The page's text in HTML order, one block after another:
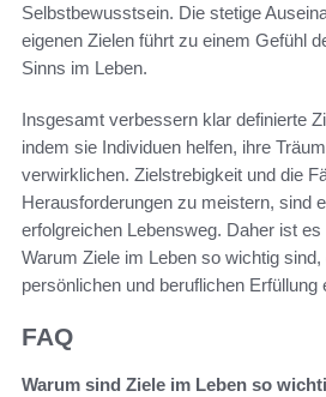
Selbstbewusstsein. Die stetige
eigenen Zielen führt zu einem Gefühl
Sinns im Leben.
Insgesamt verbessern klar definierte
indem sie Individuen helfen, ihre
verwirklichen. Zielstrebigkeit und die
Herausforderungen zu meistern, sind
erfolgreichen Lebensweg. Daher ist
Warum Ziele im Leben so wichtig
persönlichen und beruflichen Erfüllung
FAQ
Warum sind Ziele im Leben so